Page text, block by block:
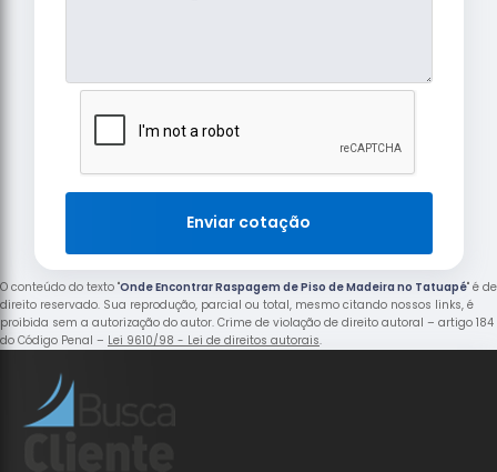
Enviar cotação
O conteúdo do texto "Onde Encontrar Raspagem de Piso de Madeira no Tatuapé" é de
direito reservado. Sua reprodução, parcial ou total, mesmo citando nossos links, é
proibida sem a autorização do autor. Crime de violação de direito autoral – artigo 184
do Código Penal – Lei 9610/98 - Lei de direitos autorais.